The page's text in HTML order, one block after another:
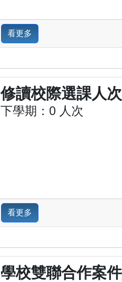
看更多
修讀校際選課人次
下學期：0 人次
看更多
學校雙聯合作案